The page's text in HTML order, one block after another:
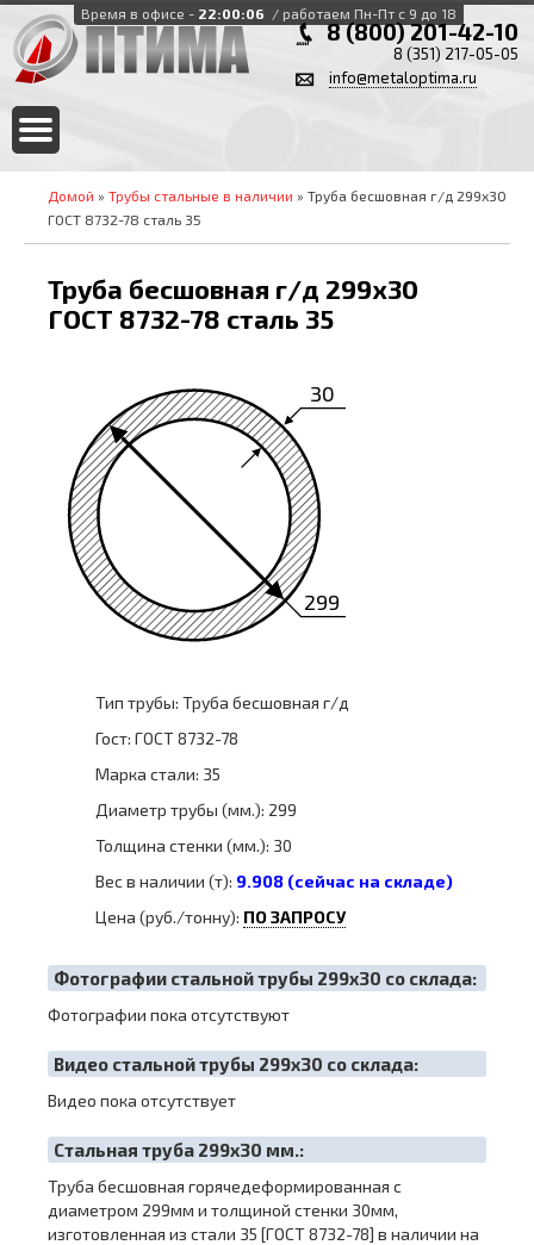
Время в офисе - 22:00:06 / работаем Пн-Пт с 9 до 18
8 (800) 201-42-10
8 (351) 217-05-05
info@metaloptima.ru
Домой » Трубы стальные в наличии » Труба бесшовная г/д 299х30
ГОСТ 8732-78 сталь 35
Труба бесшовная г/д 299х30
ГОСТ 8732-78 сталь 35
299
30
Тип трубы: Труба бесшовная г/д
Гост: ГОСТ 8732-78
Марка стали: 35
Диаметр трубы (мм.): 299
Толщина стенки (мм.): 30
Вес в наличии (т): 9.908 (сейчас на складе)
Цена (руб./тонну): ПО ЗАПРОСУ
Фотографии стальной трубы 299х30 со склада:
Фотографии пока отсутствуют
Видео стальной трубы 299х30 со склада:
Видео пока отсутствует
Cтальная труба 299х30 мм.:
Труба бесшовная горячедеформированная с
диаметром 299мм и толщиной стенки 30мм,
изготовленная из стали 35 [ГОСТ 8732-78] в наличии на